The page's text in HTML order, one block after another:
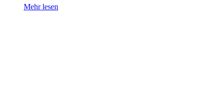
Mehr lesen